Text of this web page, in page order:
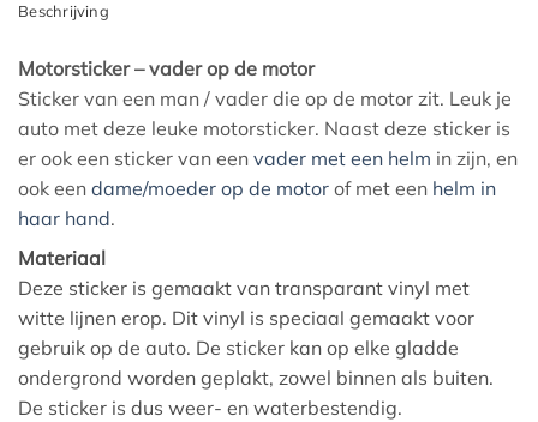
Beschrijving
Motorsticker – vader op de motor
Sticker van een man / vader die op de motor zit. Leuk je
auto met deze leuke motorsticker. Naast deze sticker is
er ook een sticker van een vader met een helm in zijn, en
ook een dame/moeder op de motor of met een helm in
haar hand.
Materiaal
Deze sticker is gemaakt van transparant vinyl met
witte lijnen erop. Dit vinyl is speciaal gemaakt voor
gebruik op de auto. De sticker kan op elke gladde
ondergrond worden geplakt, zowel binnen als buiten.
De sticker is dus weer- en waterbestendig.